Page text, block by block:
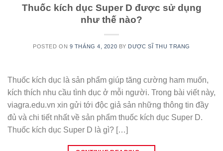
Thuốc kích dục Super D được sử dụng
như thế nào?
POSTED ON 9 THÁNG 4, 2020 BY DƯỢC SĨ THU TRANG
Thuốc kích dục là sản phẩm giúp tăng cường ham muốn,
kích thích nhu cầu tình dục ở mỗi người. Trong bài viết này,
viagra.edu.vn xin gửi tới độc giả sản những thông tin đầy
đủ và chi tiết nhất về sản phẩm thuốc kích dục Super D.
Thuốc kích dục Super D là gì? […]